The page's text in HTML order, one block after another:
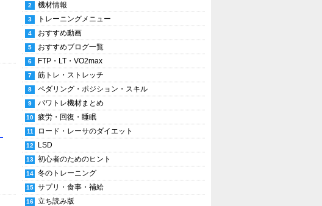
機材情報
トレーニングメニュー
おすすめ動画
おすすめブログ一覧
FTP・LT・VO2max
筋トレ・ストレッチ
ペダリング・ポジション・スキル
パワトレ機材まとめ
疲労・回復・睡眠
ロード・レーサのダイエット
LSD
初心者のためのヒント
冬のトレーニング
サプリ・食事・補給
立ち読み版